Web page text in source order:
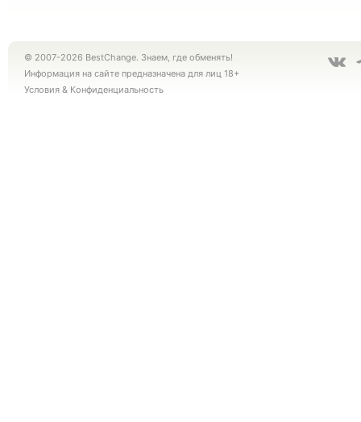
© 2007-2026 BestChange. Знаем, где обменять!
Информация на сайте предназначена для лиц 18+
Условия & Конфиденциальность